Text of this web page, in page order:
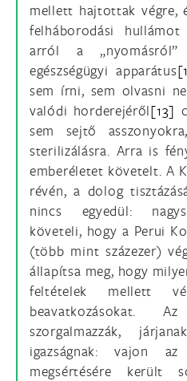
mellett hajtottak végre,
felháborodási
arról a
egészségügyi apparátus
sem írni, sem olvasni
valódi horderejéről[13]
sem sejtő
sterilizálásra. Arra is
emberéletet követelt. A
révén, a dolog
nincs egyedül:
követeli, hogy a Perui
(több mint százezer)
állapítsa meg, hogy
feltételek mellett
beavatkozásokat.
szorgalmazzák,
igazságnak: vajon
megsértésére került